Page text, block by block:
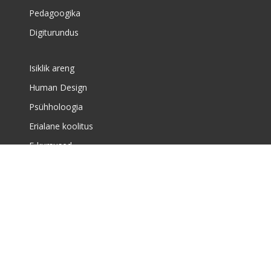
Pedagoogika
Digiturundus
Isiklik areng
Human Design
Psühholoogia
Erialane koolitus
E-kursused